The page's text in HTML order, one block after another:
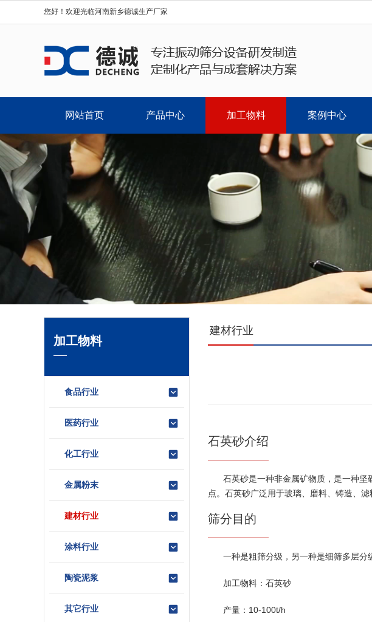
您好！欢迎光临河南新乡德诚生产厂家
网站首页 产品中心 加工物料 案例中心
加工物料
食品行业
医药行业
化工行业
金属粉末
建材行业
涂料行业
陶瓷泥浆
其它行业
建材行业
石英砂介绍
石英砂是一种非金属矿物质，是一种
点。石英砂广泛用于玻璃、磨料、铸造、
筛分目的
一种是粗筛分级，另一种是细筛多层分
加工物料：石英砂
产量：10-100t/h